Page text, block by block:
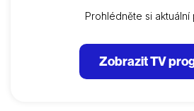
Prohlédněte si aktuální
Zobrazit TV